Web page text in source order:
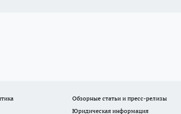
Обзорные статьи и пресс-релизы
Юридическая информация